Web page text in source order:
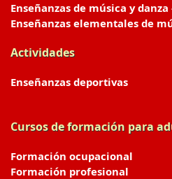
Enseñanzas de música y danza
Enseñanzas elementales de
Actividades
Enseñanzas deportivas
Cursos de formación para
Formación ocupacional
Formación profesional